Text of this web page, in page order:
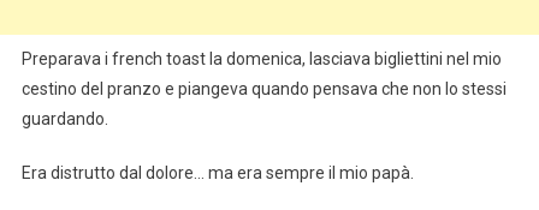
Preparava i french toast la domenica, lasciava bigliettini nel mio
cestino del pranzo e piangeva quando pensava che non lo stessi
guardando.
Era distrutto dal dolore… ma era sempre il mio papà.